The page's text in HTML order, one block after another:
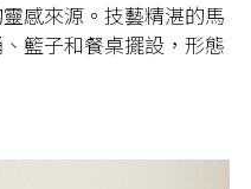
感來源。技藝精湛的馬
籃子和餐桌擺設，形態